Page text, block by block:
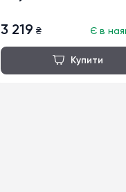
3 219 ₴ Є в